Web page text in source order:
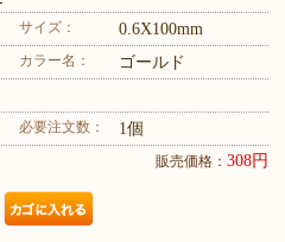
サイズ： 0.6X100mm
カラー名： ゴールド
必要注文数： 1個
販売価格： 308円